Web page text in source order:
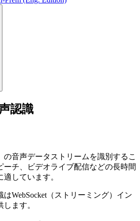
認識
の音声データストリームを識別するこ
ーチ、ビデオライブ配信などの長時間
しています。
WebSocket（ストリーミング）イン
ます。